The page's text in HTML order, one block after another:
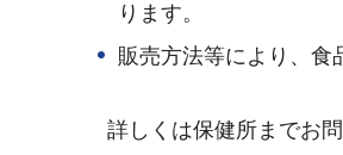
ります。
販売方法等により、食
詳しくは保健所までお問